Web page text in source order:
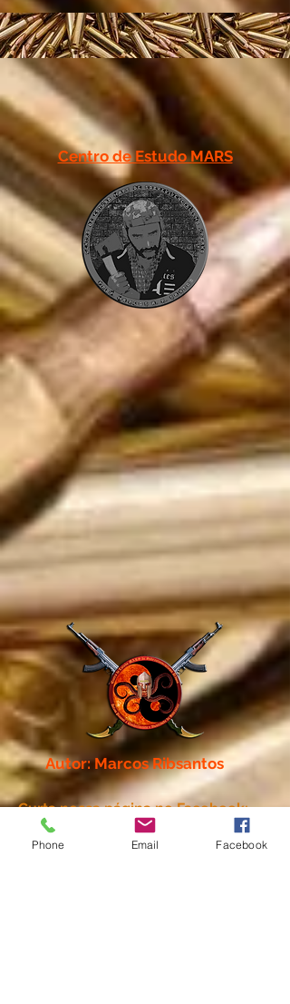
Centro de Estudo MARS
Autor: Marcos Ribsantos
Curta nossa página no Facebook:
Nossas redes sociais:
Phone Email Facebook